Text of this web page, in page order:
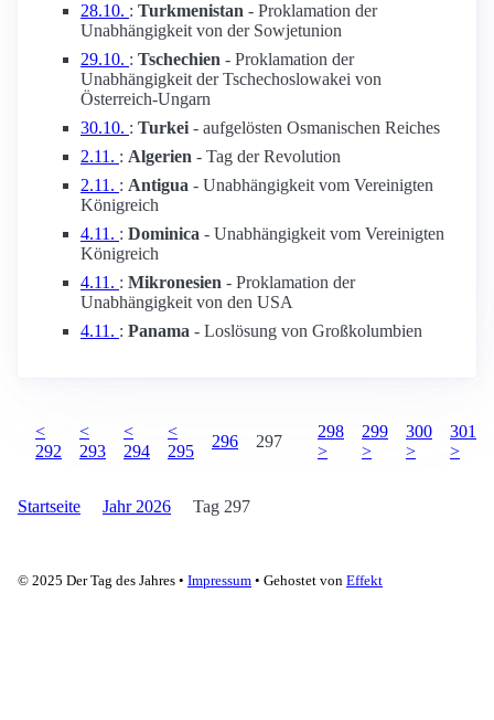
28.10. : Turkmenistan - Proklamation der
Unabhängigkeit von der Sowjetunion
29.10. : Tschechien - Proklamation der
Unabhängigkeit der Tschechoslowakei von
Österreich-Ungarn
30.10. : Turkei - aufgelösten Osmanischen Reiches
2.11. : Algerien - Tag der Revolution
2.11. : Antigua - Unabhängigkeit vom Vereinigten
Königreich
4.11. : Dominica - Unabhängigkeit vom Vereinigten
Königreich
4.11. : Mikronesien - Proklamation der
Unabhängigkeit von den USA
4.11. : Panama - Loslösung von Großkolumbien
<
292
<
293
<
294
<
295
296 297
298
>
299
>
300
>
301
>
Startseite Jahr 2026 Tag 297
© 2025 Der Tag des Jahres • Impressum • Gehostet von Effekt